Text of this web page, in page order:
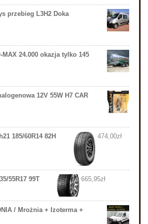
przebieg L3H2 Doka
MAX 24.000 okazja tylko 145
12V 55W H7 CAR
185/60R14 82H 474,00zł
55R17 99T 665,95zł
/ Mrożnia + Izoterma +